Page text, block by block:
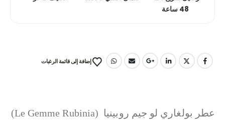
48 ساعة
إضافة إلى قائمة الرغبات
عطر بولغاري لو جيم روبينيا (Le Gemme Rubinia)